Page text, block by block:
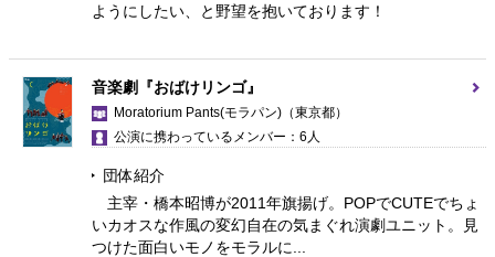
ようにしたい、と野望を抱いております！
音楽劇『おばけリンゴ』
Moratorium Pants(モラパン) （東京都）
公演に携わっているメンバー：6人
団体紹介
主宰・橋本昭博が2011年旗揚げ。POPでCUTEでちょ
いカオスな作風の変幻自在の気まぐれ演劇ユニット。見
つけた面白いモノをモラルに...